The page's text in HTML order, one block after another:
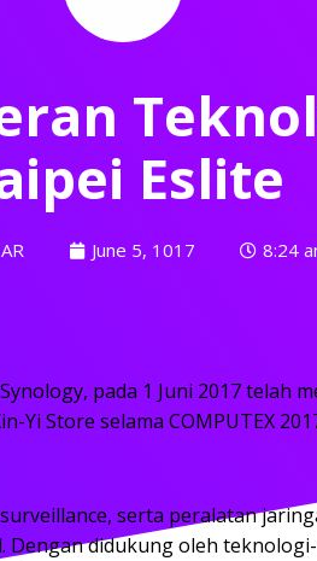
Eslite
June 5, 1017 8:24
pada 1 Juni 2017
Yi Store selama COMPUTEX
serta peralatan
Dengan didukung oleh